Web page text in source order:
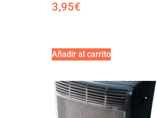
3,95€
Añadir al carrito